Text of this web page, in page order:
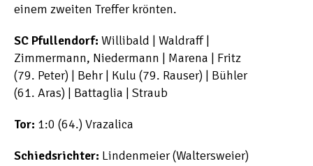
einem zweiten Treffer krönten.
SC Pfullendorf: Willibald | Waldraff |
Zimmermann, Niedermann | Marena | Fritz
(79. Peter) | Behr | Kulu (79. Rauser) | Bühler
(61. Aras) | Battaglia | Straub
Tor: 1:0 (64.) Vrazalica
Schiedsrichter: Lindenmeier (Waltersweier)